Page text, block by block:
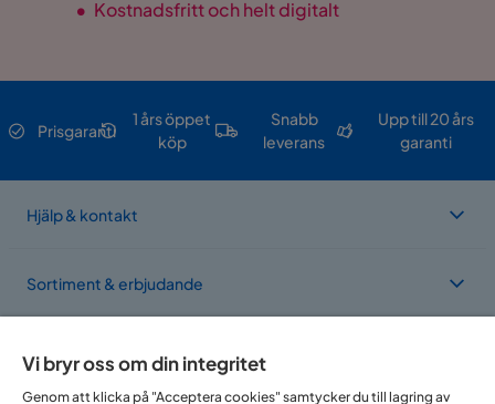
• Kostnadsfritt och helt digitalt
Prisgaranti
1 års öppet
köp
Snabb
leverans
Upp till 20 års
garanti
Hjälp & kontakt
Sortiment & erbjudande
Vi bryr oss om din integritet
Genom att klicka på "Acceptera cookies" samtycker du till lagring av